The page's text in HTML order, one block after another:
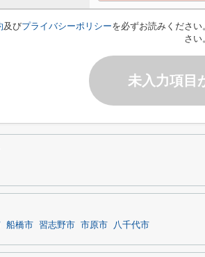
及びプライバシーポリシーを必ずお読みくださ
さい。
未入力項目
船橋市 習志野市 市原市 八千代市